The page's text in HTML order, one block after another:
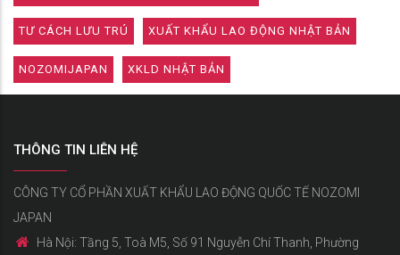
TƯ CÁCH LƯU TRÚ XUẤT KHẨU LAO ĐỘNG NHẬT BẢN
NOZOMIJAPAN XKLD NHẬT BẢN
THÔNG TIN LIÊN HỆ
CÔNG TY CỔ PHẦN XUẤT KHẨU LAO ĐỘNG QUỐC TẾ NOZOMI
JAPAN
Hà Nội: Tầng 5, Toà M5, Số 91 Nguyễn Chí Thanh, Phường